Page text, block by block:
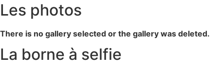
Les photos
There is no gallery selected or the gallery was deleted.
La borne à selfie